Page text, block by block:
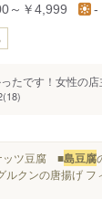
～￥4,999 -
たです！女性の
ッツ豆腐 ■島豆腐
クンの唐揚げ フ